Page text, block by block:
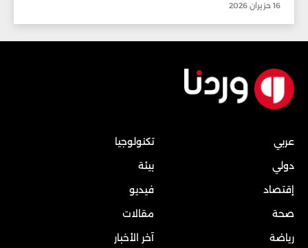
16 حزيران 2026
عربي
دولي
إقتصاد
صحة
رياضة
تكنولوجيا
بيئة
فيديو
مقالات
آخر الأخبار